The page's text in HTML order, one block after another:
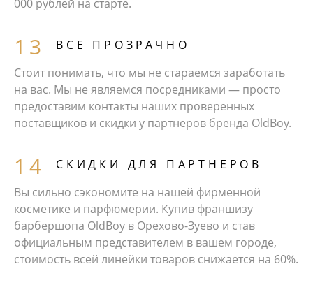
000 рублей на старте.
ВСЕ ПРОЗРАЧНО
Стоит понимать, что мы не стараемся заработать
на вас. Мы не являемся посредниками — просто
предоставим контакты наших проверенных
поставщиков и скидки у партнеров бренда OldBoy.
СКИДКИ ДЛЯ ПАРТНЕРОВ
Вы сильно сэкономите на нашей фирменной
косметике и парфюмерии. Купив франшизу
барбершопа OldBoy в Орехово-Зуево и став
официальным представителем в вашем городе,
стоимость всей линейки товаров снижается на 60%.